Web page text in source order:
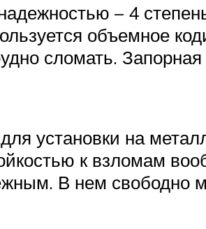
– 4
объемное
сломать.
установки на
к взломам
В нем свободно